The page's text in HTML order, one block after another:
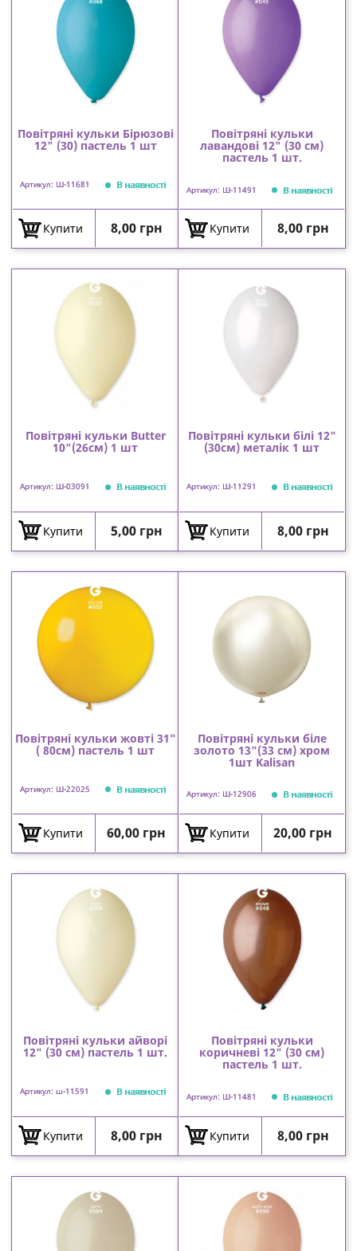
Повітряні кульки Бірюзові
12" (30) пастель 1 шт
Артикул: Ш-11681 В наявності
Купити Ціна
8,00 грн
Повітряні кульки
лавандові 12" (30 см)
пастель 1 шт.
Артикул: Ш-11491 В наявності
Купити Ціна
8,00 грн
Повітряні кульки Butter
10"(26см) 1 шт
Артикул: Ш-03091 В наявності
Купити Ціна
5,00 грн
Повітряні кульки білі 12"
(30см) металік 1 шт
Артикул: Ш-11291 В наявності
Купити Ціна
8,00 грн
Повітряні кульки жовті 31"
( 80см) пастель 1 шт
Артикул: Ш-22025 В наявності
Купити Ціна
60,00 грн
Повітряні кульки біле
золото 13"(33 см) хром
1шт Kalisan
Артикул: Ш-12906 В наявності
Купити Ціна
20,00 грн
Повітряні кульки айворі
12" (30 см) пастель 1 шт.
Артикул: ш-11591 В наявності
Купити Ціна
8,00 грн
Повітряні кульки
коричневі 12" (30 см)
пастель 1 шт.
Артикул: Ш-11481 В наявності
Купити Ціна
8,00 грн